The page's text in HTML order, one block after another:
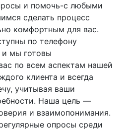
и помочь-с любыми
сделать процесс
комфортным для вас.
по телефону
и мы готовы
по всем аспектам нашей
клиента и всегда
учитывая ваши
Наша цель —
и взаимопонимания.
опросы среди